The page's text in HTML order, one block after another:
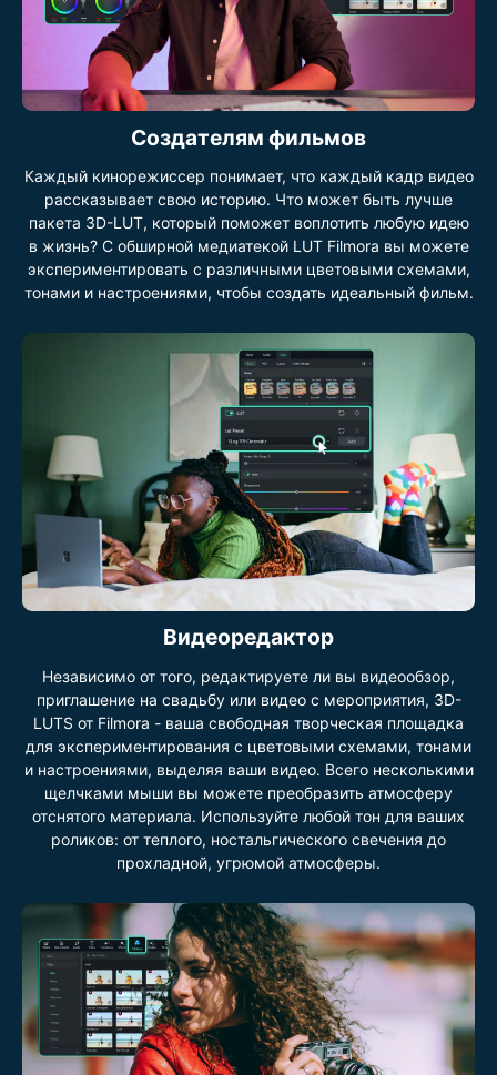
Создателям фильмов
Каждый кинорежиссер понимает, что каждый кадр видео
рассказывает свою историю. Что может быть лучше
пакета 3D-LUT, который поможет воплотить любую идею
в жизнь? С обширной медиатекой LUT Filmora вы можете
экспериментировать с различными цветовыми схемами,
тонами и настроениями, чтобы создать идеальный фильм.
Видеоредактор
Независимо от того, редактируете ли вы видеообзор,
приглашение на свадьбу или видео с мероприятия, 3D-
LUTS от Filmora - ваша свободная творческая площадка
для экспериментирования с цветовыми схемами, тонами
и настроениями, выделяя ваши видео. Всего несколькими
щелчками мыши вы можете преобразить атмосферу
отснятого материала. Используйте любой тон для ваших
роликов: от теплого, ностальгического свечения до
прохладной, угрюмой атмосферы.